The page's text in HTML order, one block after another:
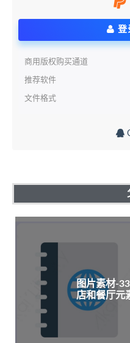
登
商用版权购买通道
推荐软件
文件格式
图片素材-
店和餐厅元